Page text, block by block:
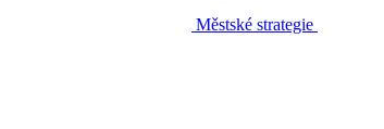
Městské strategie